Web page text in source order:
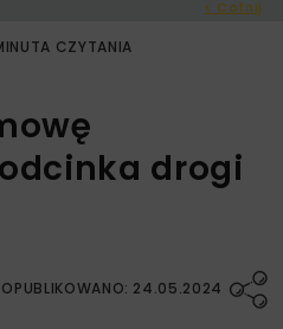
< Cofnij
CZYTANIA
drogi
OPUBLIKOWANO: 24.05.2024